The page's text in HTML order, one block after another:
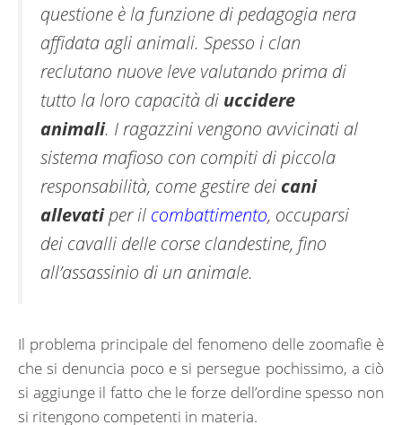
questione è la funzione di pedagogia nera
affidata agli animali. Spesso i clan
reclutano nuove leve valutando prima di
tutto la loro capacità di uccidere
animali. I ragazzini vengono avvicinati al
sistema mafioso con compiti di piccola
responsabilità, come gestire dei cani
allevatiper il combattimento, occuparsi
dei cavalli delle corse clandestine, fino
all’assassinio di un animale.
Il problema principale del fenomeno delle zoomafie è
che si denuncia poco e si persegue pochissimo, a ciò
si aggiunge il fatto che le forze dell’ordine spesso non
si ritengono competenti in materia.